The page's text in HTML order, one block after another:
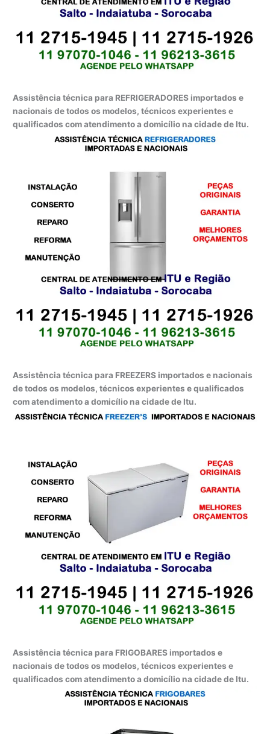
Assistência técnica para REFRIGERADORES importados e
nacionais de todos os modelos, técnicos experientes e
qualificados com atendimento a domicílio na cidade de Itu.
Assistência técnica para FREEZERS importados e nacionais
de todos os modelos, técnicos experientes e qualificados
com atendimento a domicílio na cidade de Itu.
Assistência técnica para FRIGOBARES importados e
nacionais de todos os modelos, técnicos experientes e
qualificados com atendimento a domicílio na cidade de Itu.